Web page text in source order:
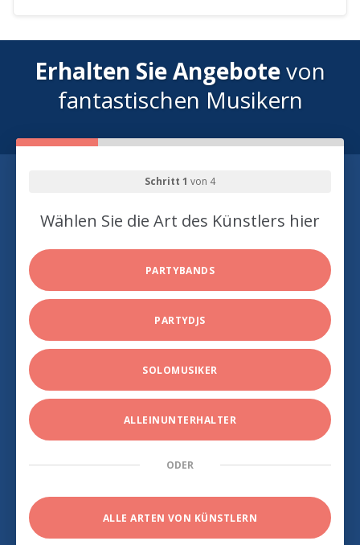
Erhalten Sie Angebotevon
fantastischen Musikern
Schritt 1 von 4
Wählen Sie die Art des Künstlers hier
PARTYBANDS
PARTYDJS
SOLOMUSIKER
ALLEINUNTERHALTER
ODER
ALLE ARTEN VON KÜNSTLERN